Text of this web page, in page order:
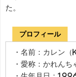
た。
プロフィール
・名前：カレン（
・愛称：かれんち